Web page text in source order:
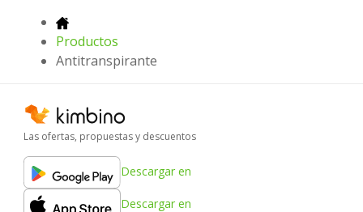
Productos
Antitranspirante
Las ofertas, propuestas y descuentos
Descargar en
Descargar en